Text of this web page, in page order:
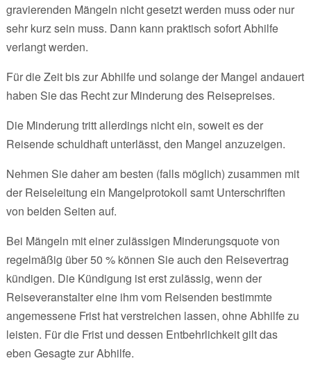
gravierenden Mängeln nicht gesetzt werden muss oder nur
sehr kurz sein muss. Dann kann praktisch sofort Abhilfe
verlangt werden.
Für die Zeit bis zur Abhilfe und solange der Mangel andauert
haben Sie das Recht zur Minderung des Reisepreises.
Die Minderung tritt allerdings nicht ein, soweit es der
Reisende schuldhaft unterlässt, den Mangel anzuzeigen.
Nehmen Sie daher am besten (falls möglich) zusammen mit
der Reiseleitung ein Mangelprotokoll samt Unterschriften
von beiden Seiten auf.
Bei Mängeln mit einer zulässigen Minderungsquote von
regelmäßig über 50 % können Sie auch den Reisevertrag
kündigen. Die Kündigung ist erst zulässig, wenn der
Reiseveranstalter eine ihm vom Reisenden bestimmte
angemessene Frist hat verstreichen lassen, ohne Abhilfe zu
leisten. Für die Frist und dessen Entbehrlichkeit gilt das
eben Gesagte zur Abhilfe.